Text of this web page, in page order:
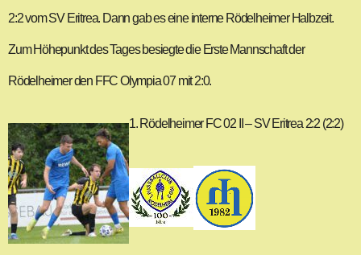
2:2 vom SV Eritrea. Dann gab es eine interne Rödelheimer Halbzeit.
Zum Höhepunkt des Tages besiegte die Erste Mannschaft der
Rödelheimer den FFC Olympia 07 mit 2:0.
1. Rödelheimer FC 02 II – SV Eritrea 2:2 (2:2)